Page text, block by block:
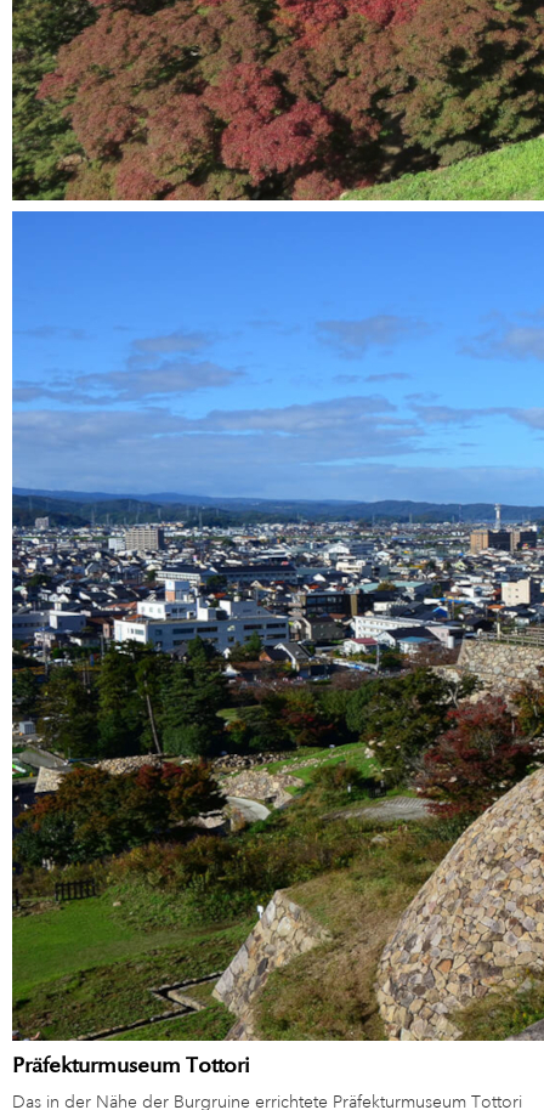
Präfekturmuseum Tottori
Das in der Nähe der Burgruine errichtete Präfekturmuseum Tottori